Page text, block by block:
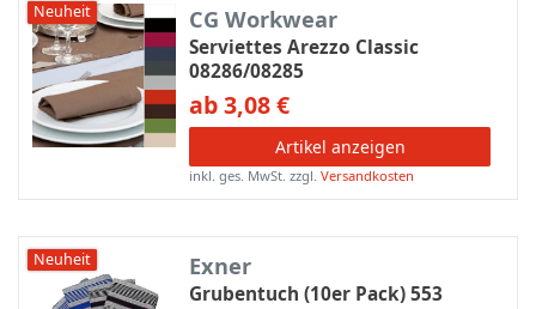
Neuheit CG Workwear
Serviettes Arezzo Classic
08286/08285
ab 3,08 €
Artikel anzeigen
inkl. ges. MwSt. zzgl.Versandkosten
Neuheit Exner
Grubentuch (10er Pack) 553